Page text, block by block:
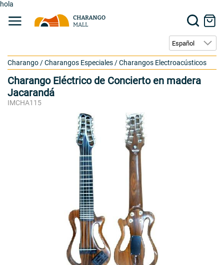
hola
Charango /Charangos Especiales /Charangos Electroacústicos
Charango Eléctrico de Concierto en madera
Jacarandá
IMCHA115